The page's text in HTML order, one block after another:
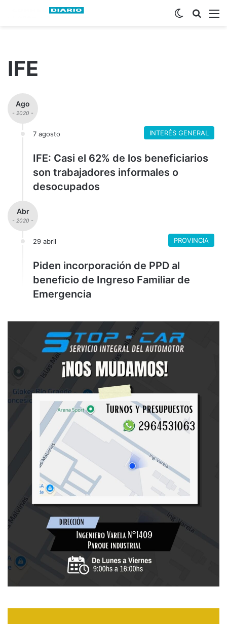
Buscar
Switch skin
IFE
Ago
- 2020 -
7 agosto INTERÉS GENERAL
IFE: Casi el 62% de los beneficiarios
son trabajadores informales o
desocupados
Abr
- 2020 -
29 abril PROVINCIA
Piden incorporación de PPD al
beneficio de Ingreso Familiar de
Emergencia